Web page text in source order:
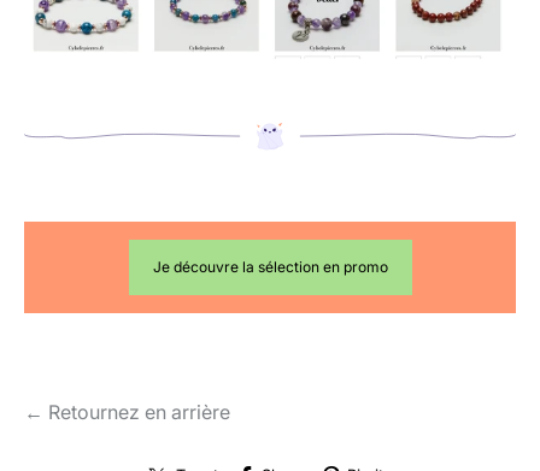
Je découvre la sélection en promo
← Retournez en arrière